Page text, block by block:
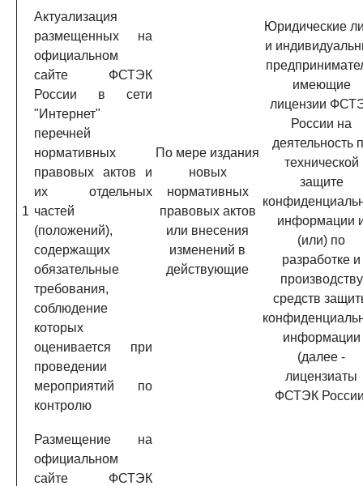
1
Актуализация
размещенных на
официальном
сайте ФСТЭК
России в сети
"Интернет"
перечней
нормативных
правовых актов и
их отдельных
частей
(положений),
содержащих
обязательные
требования,
соблюдение
которых
оценивается при
проведении
мероприятий по
контролю
По мере издания
новых
нормативных
правовых актов
или внесения
изменений в
действующие
Юридические
и
имеющие
лицензии
России на
деятельность
технической
защите
информации
(или) по
разработке и
производству
средств
информации
(далее -
лицензиаты
ФСТЭК
Размещение на
официальном
сайте ФСТЭК